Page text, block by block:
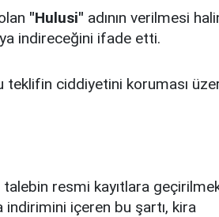
"Hulusi" adının verilmesi
indireceğini ifade etti.
ciddiyetini koruması
talebin resmi kayıtlara
içeren bu şartı, kira